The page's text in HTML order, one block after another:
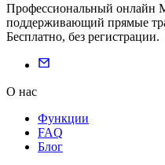
Профессиональный онлайн
поддерживающий прямые
Бесплатно, без регистрации.
О нас
Функции
FAQ
Блог